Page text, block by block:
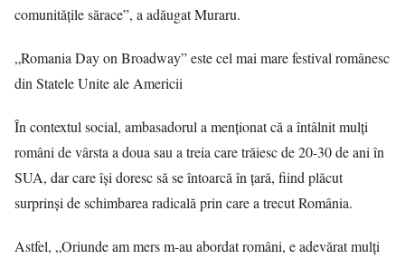
comunităţile sărace”, a adăugat Muraru.
„Romania Day on Broadway” este cel mai mare festival românesc
din Statele Unite ale Americii
În contextul social, ambasadorul a menţionat că a întâlnit mulţi
români de vârsta a doua sau a treia care trăiesc de 20-30 de ani în
SUA, dar care îşi doresc să se întoarcă în ţară, fiind plăcut
surprinşi de schimbarea radicală prin care a trecut România.
Astfel, „Oriunde am mers m-au abordat români, e adevărat mulţi